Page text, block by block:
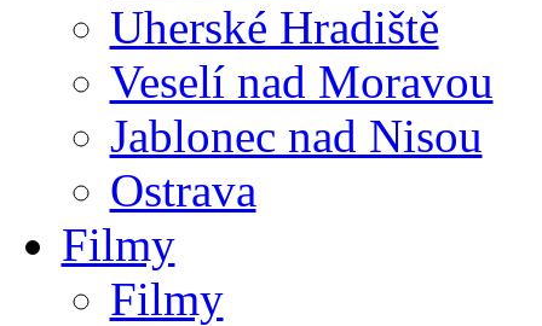
Uherské Hradiště
Veselí nad Moravou
Jablonec nad Nisou
Ostrava
Filmy
Filmy